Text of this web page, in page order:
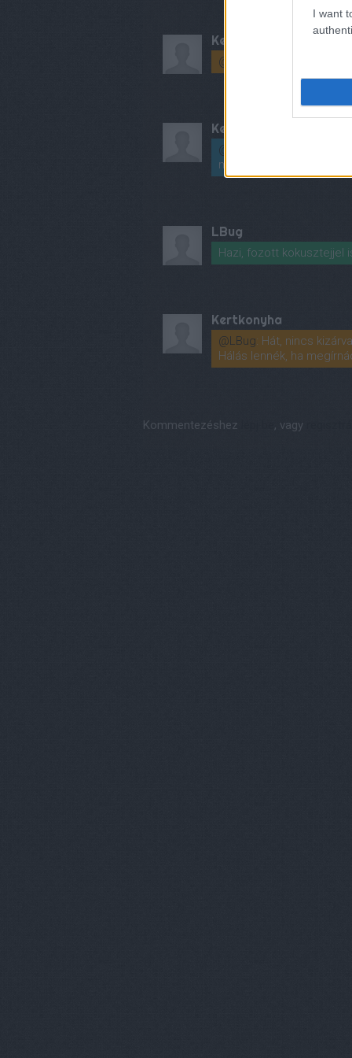
I want
Kertkonyha
@Bronz
Kertkonyha
@Katalin Józsáné Pap
működik! :)
LBug
Hazi, fozott kokusztejjel
Kertkonyha
@LBug: Hát, nincs
Hálás lennék, ha
Kommentezéshez , vagy